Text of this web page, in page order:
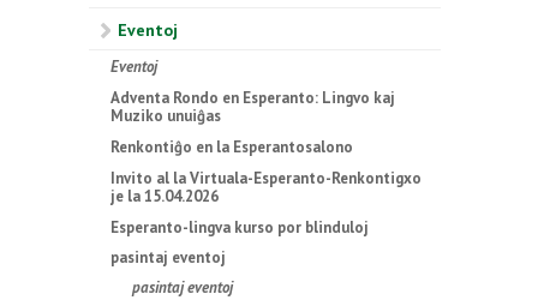
Eventoj
Eventoj
Adventa Rondo en Esperanto: Lingvo kaj
Muziko unuiĝas
Renkontiĝo en la Esperantosalono
Invito al la Virtuala-Esperanto-Renkontigxo
je la 15.04.2026
Esperanto-lingva kurso por blinduloj
pasintaj eventoj
pasintaj eventoj